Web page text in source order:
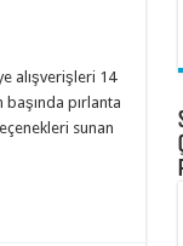
alışverişleri 14
başında pırlanta
sunan